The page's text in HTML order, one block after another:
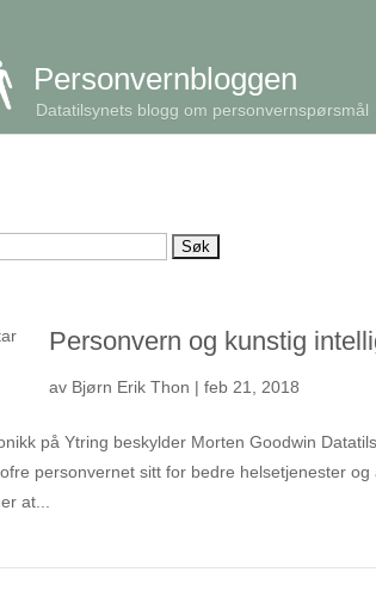
Personvernbloggen
Datatilsynets blogg om personvernspørsmål
Personvern og kunstig
av Bjørn Erik Thon |feb 21, 2018
på Ytring beskylder Morten Goodwin
personvernet sitt for bedre helsetjenester
at...